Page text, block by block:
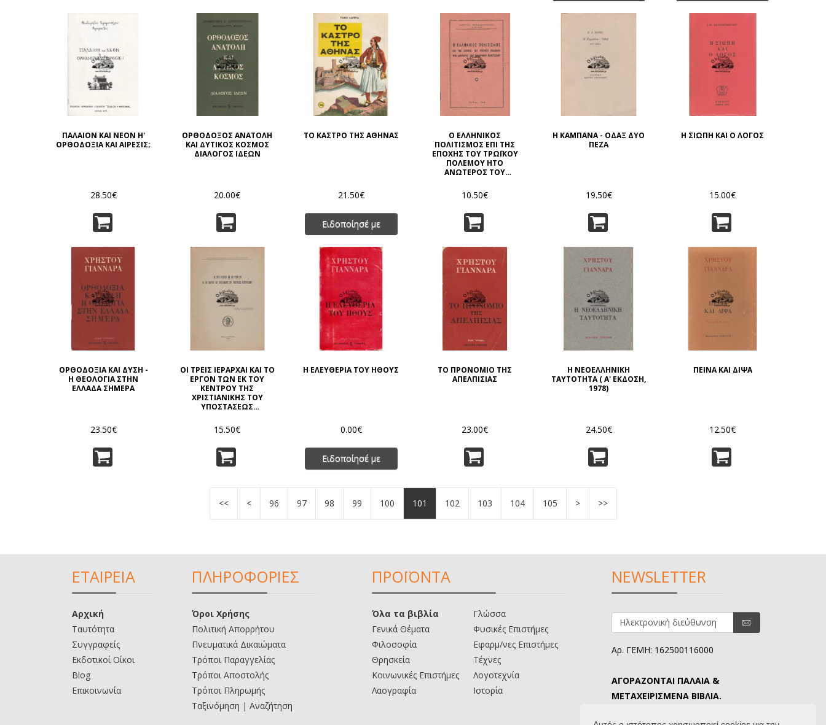
ΠΑΛΑΙΟΝ ΚΑΙ ΝΕΟΝ Η'
ΟΡΘΟΔΟΞΙΑ ΚΑΙ ΑΙΡΕΣΙΣ;
28.50€
ΟΡΘΟΔΟΞΟΣ ΑΝΑΤΟΛΗ
ΚΑΙ ΔΥΤΙΚΟΣ ΚΟΣΜΟΣ
ΔΙΑΛΟΓΟΣ ΙΔΕΩΝ
20.00€
ΤΟ ΚΑΣΤΡΟ ΤΗΣ ΑΘΗΝΑΣ
21.50€
Ειδοποίησέ με
Ο ΕΛΛΗΝΙΚΟΣ
ΠΟΛΙΤΙΣΜΟΣ ΕΠΙ ΤΗΣ
ΕΠΟΧΗΣ ΤΟΥ ΤΡΩΪΚΟΥ
ΠΟΛΕΜΟΥ ΗΤΟ
ΑΝΩΤΕΡΟΣ ΤΟΥ
ΠΟΛΙΤΙΣΜΟΥ
10.50€
Η ΚΑΜΠΑΝΑ - ΟΔΑΞ ΔΥΟ
ΠΕΖΑ
19.50€
Η ΣΙΩΠΗ ΚΑΙ Ο ΛΟΓΟΣ
15.00€
ΟΡΘΟΔΟΞΙΑ ΚΑΙ ΔΥΣΗ -
Η ΘΕΟΛΟΓΙΑ ΣΤΗΝ
ΕΛΛΑΔΑ ΣΗΜΕΡΑ
23.50€
ΟΙ ΤΡΕΙΣ ΙΕΡΑΡΧΑΙ ΚΑΙ ΤΟ
ΕΡΓΟΝ ΤΩΝ ΕΚ ΤΟΥ
ΚΕΝΤΡΟΥ ΤΗΣ
ΧΡΙΣΤΙΑΝΙΚΗΣ ΤΟΥ
ΥΠΟΣΤΑΣΕΩΣ
15.50€
Η ΕΛΕΥΘΕΡΙΑ ΤΟΥ ΗΘΟΥΣ
0.00€
Ειδοποίησέ με
ΤΟ ΠΡΟΝΟΜΙΟ ΤΗΣ
ΑΠΕΛΠΙΣΙΑΣ
23.00€
Η ΝΕΟΕΛΛΗΝΙΚΗ
ΤΑΥΤΟΤΗΤΑ ( Α' ΕΚΔΟΣΗ,
1978)
24.50€
ΠΕΙΝΑ ΚΑΙ ΔΙΨΑ
12.50€
<< < 96 97 98 99 100 101 102 103 104 105 > >>
ΕΤΑΙΡΕΙΑ
Αρχική
Ταυτότητα
Συγγραφείς
Εκδοτικοί Οίκοι
Blog
Επικοινωνία
ΠΛΗΡΟΦΟΡΙΕΣ
Όροι Χρήσης
Πολιτική Απορρήτου
Πνευματικά Δικαιώματα
Τρόποι Παραγγελίας
Τρόποι Αποστολής
Τρόποι Πληρωμής
Ταξινόμηση | Αναζήτηση
ΠΡΟΪΟΝΤΑ
Όλα τα βιβλία
Γενικά Θέματα
Φιλοσοφία
Θρησκεία
Κοινωνικές Επιστήμες
Λαογραφία
Γλώσσα
Φυσικές Επιστήμες
Εφαρμ/νες Επιστήμες
Τέχνες
Λογοτεχνία
Ιστορία
NEWSLETTER
Αρ. ΓΕΜΗ: 162500116000
ΑΓΟΡΑΖΟΝΤΑΙ ΠΑΛΑΙΑ &
ΜΕΤΑΧΕΙΡΙΣΜΕΝΑ ΒΙΒΛΙΑ.